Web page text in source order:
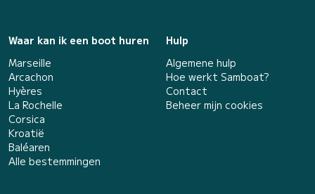
Waar kan ik een boot huren
Marseille
Arcachon
Hyères
La Rochelle
Corsica
Kroatië
Baléaren
Alle bestemmingen
Hulp
Algemene hulp
Hoe werkt Samboat?
Contact
Beheer mijn cookies